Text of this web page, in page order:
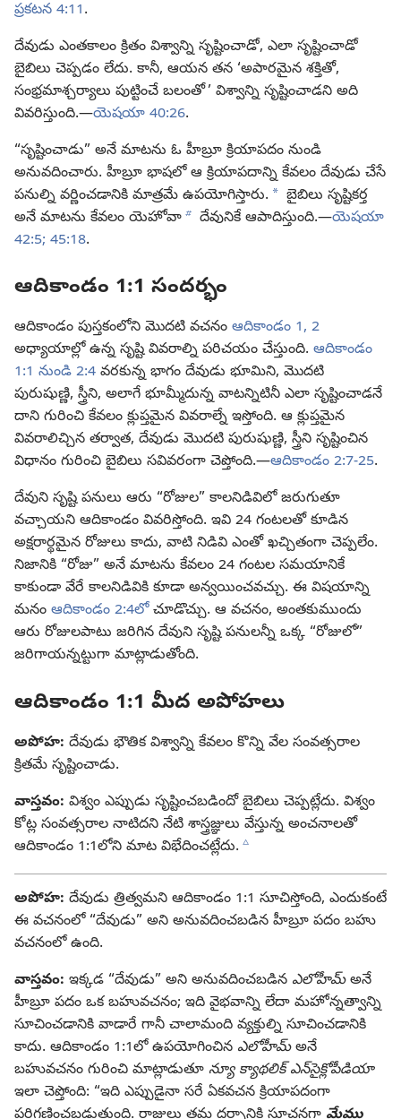
ప్రకటన 4:11.
దేవుడు ఎంతకాలం క్రితం విశ్వాన్ని సృష్టించాడో, ఎలా సృష్టించాడో
బైబిలు చెప్పడం లేదు. కానీ, ఆయన తన ‘అపారమైన శక్తితో,
సంభ్రమాశ్చర్యాలు పుట్టించే బలంతో ’ విశ్వాన్ని సృష్టించాడని అది
వివరిస్తుంది.—యెషయా 40:26.
“సృష్టించాడు” అనే మాటను ఓ హీబ్రూ క్రియాపదం నుండి
అనువదించారు. హీబ్రూ భాషలో ఆ క్రియాపదాన్ని కేవలం దేవుడు చేసే
పనుల్ని వర్ణించడానికి మాత్రమే ఉపయోగిస్తారు. a బైబిలు సృష్టికర్త
అనే మాటను కేవలం యెహోవాb దేవునికే ఆపాదిస్తుంది.—యెషయా
42:5; 45:18.
ఆదికాండం 1:1 సందర్భం
ఆదికాండం పుస్తకంలోని మొదటి వచనం ఆదికాండం 1, 2
అధ్యాయాల్లో ఉన్న సృష్టి వివరాల్ని పరిచయం చేస్తుంది. ఆదికాండం
1:1 నుండి 2:4 వరకున్న భాగం దేవుడు భూమిని, మొదటి
పురుషుణ్ణి, స్త్రీని, అలాగే భూమ్మీదున్న వాటన్నిటినీ ఎలా సృష్టించాడనే
దాని గురించి కేవలం క్లుప్తమైన వివరాల్నే ఇస్తోంది. ఆ క్లుప్తమైన
వివరాలిచ్చిన తర్వాత, దేవుడు మొదటి పురుషుణ్ణి, స్త్రీని సృష్టించిన
విధానం గురించి బైబిలు సవివరంగా చెప్తోంది.—ఆదికాండం 2:7-25.
దేవుని సృష్టి పనులు ఆరు “రోజుల” కాలనిడివిలో జరుగుతూ
వచ్చాయని ఆదికాండం వివరిస్తోంది. ఇవి 24 గంటలతో కూడిన
అక్షరార్థమైన రోజులు కాదు, వాటి నిడివి ఎంతో ఖచ్చితంగా చెప్పలేం.
నిజానికి “రోజు” అనే మాటను కేవలం 24 గంటల సమయానికే
కాకుండా వేరే కాలనిడివికి కూడా అన్వయించవచ్చు. ఈ విషయాన్ని
మనం ఆదికాండం 2:4లోచూడొచ్చు. ఆ వచనం, అంతకుముందు
ఆరు రోజులపాటు జరిగిన దేవుని సృష్టి పనులన్నీ ఒక్క “రోజులో”
జరిగాయన్నట్టుగా మాట్లాడుతోంది.
ఆదికాండం 1:1 మీద అపోహలు
అపోహ: దేవుడు భౌతిక విశ్వాన్ని కేవలం కొన్ని వేల సంవత్సరాల
క్రితమే సృష్టించాడు.
వాస్తవం: విశ్వం ఎప్పుడు సృష్టించబడిందో బైబిలు చెప్పట్లేదు. విశ్వం
కోట్ల సంవత్సరాల నాటిదని నేటి శాస్త్రజ్ఞులు వేస్తున్న అంచనాలతో
ఆదికాండం 1:1లోని మాట విభేదించట్లేదు. c
అపోహ: దేవుడు త్రిత్వమని ఆదికాండం 1:1 సూచిస్తోంది, ఎందుకంటే
ఈ వచనంలో “దేవుడు” అని అనువదించబడిన హీబ్రూ పదం బహు
వచనంలో ఉంది.
వాస్తవం: ఇక్కడ “దేవుడు” అని అనువదించబడిన ఎలోహీమ్‌అనే
హీబ్రూ పదం ఒక బహువచనం; ఇది వైభవాన్ని లేదా మహోన్నత్వాన్ని
సూచించడానికి వాడారే గానీ చాలామంది వ్యక్తుల్ని సూచించడానికి
కాదు. ఆదికాండం 1:1లో ఉపయోగించిన ఎలోహీమ్‌అనే
బహువచనం గురించి మాట్లాడుతూ న్యూ క్యాథలిక్‌ ఎన్‌సైక్లోపీడియా
ఇలా చెప్తోంది: “ఇది ఎప్పుడైనా సరే ఏకవచన క్రియాపదంగా